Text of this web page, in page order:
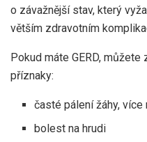
o závažnější stav, který
větším zdravotním
Pokud máte GERD,
příznaky:
časté pálení žáhy, více
bolest na hrudi